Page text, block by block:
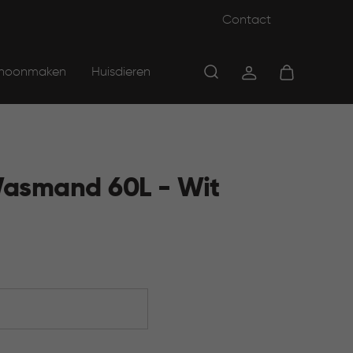
Contact
Huisdieren
60L - Wit